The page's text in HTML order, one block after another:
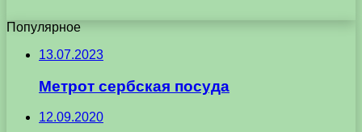
Популярное
13.07.2023
Метрот сербская посуда
12.09.2020